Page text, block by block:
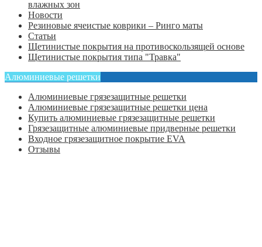
влажных зон
Новости
Резиновые ячеистые коврики – Ринго маты
Статьи
Щетинистые покрытия на противоскользящей основе
Щетинистые покрытия типа "Травка"
Алюминиевые решетки
Алюминиевые грязезащитные решетки
Алюминиевые грязезащитные решетки цена
Купить алюминиевые грязезащитные решетки
Грязезащитные алюминиевые придверные решетки
Входное грязезащитное покрытие EVA
Отзывы